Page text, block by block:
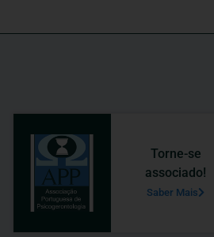
Torne-se
associado!
Saber Mais